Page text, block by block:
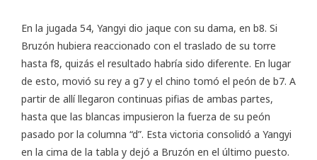
En la jugada 54, Yangyi dio jaque con su dama, en b8. Si
Bruzón hubiera reaccionado con el traslado de su torre
hasta f8, quizás el resultado habría sido diferente. En lugar
de esto, movió su rey a g7 y el chino tomó el peón de b7. A
partir de allí llegaron continuas pifias de ambas partes,
hasta que las blancas impusieron la fuerza de su peón
pasado por la columna “d”. Esta victoria consolidó a Yangyi
en la cima de la tabla y dejó a Bruzón en el último puesto.